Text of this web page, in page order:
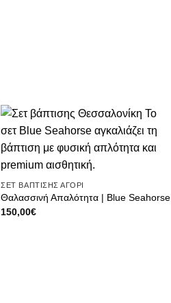
στην λίστα
ΣΕΤ ΒΑΠΤΙΣΗΣ ΑΓΟΡΙ
Θαλασσινή Απαλότητα | Blue Seahorse
150,00€